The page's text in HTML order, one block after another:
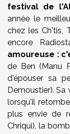
festival de
année le
chez les Ch'tis,
encore
amoureuse :
de Ben (Manu
d'épouser sa
Demoustier). Sa
lorsqu'il
plus envie de
Chriqui), la